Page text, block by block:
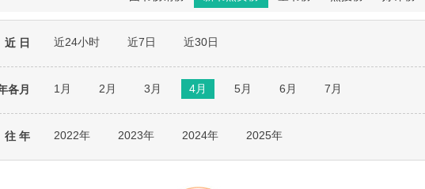
玩具
孕婴
近 日 近24小时 近7日 近30日
各月 1月 2月 3月 4月 5月 6月 7月
往 年 2022年 2023年 2024年 2025年